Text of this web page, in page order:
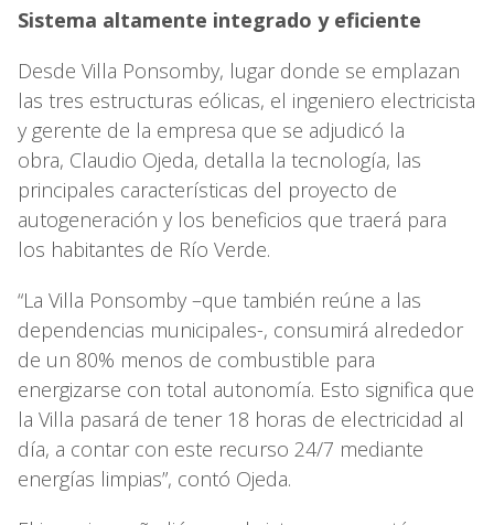
Sistema altamente integrado y eficiente
Desde Villa Ponsomby, lugar donde se emplazan
las tres estructuras eólicas, el ingeniero electricista
y gerente de la empresa que se adjudicó la
obra, Claudio Ojeda, detalla la tecnología, las
principales características del proyecto de
autogeneración y los beneficios que traerá para
los habitantes de Río Verde.
“La Villa Ponsomby –que también reúne a las
dependencias municipales-, consumirá alrededor
de un 80% menos de combustible para
energizarse con total autonomía. Esto significa que
la Villa pasará de tener 18 horas de electricidad al
día, a contar con este recurso 24/7 mediante
energías limpias”, contó Ojeda.